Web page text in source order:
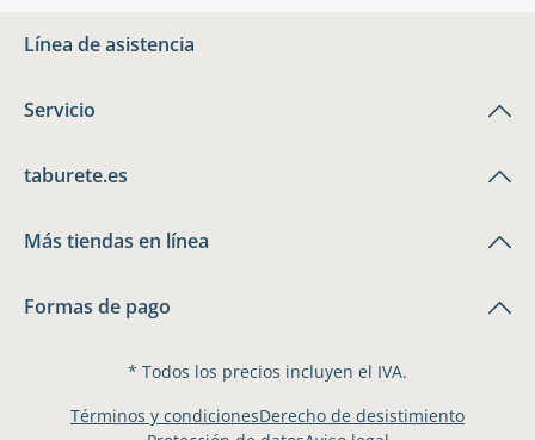
Línea de asistencia
Servicio
taburete.es
Más tiendas en línea
Formas de pago
* Todos los precios incluyen el IVA.
Términos y condicionesDerecho de desistimiento